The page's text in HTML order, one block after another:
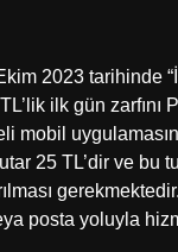
2023 tarihinde
ilk gün
mobil
25 TL’dir ve bu
posta yoluyla